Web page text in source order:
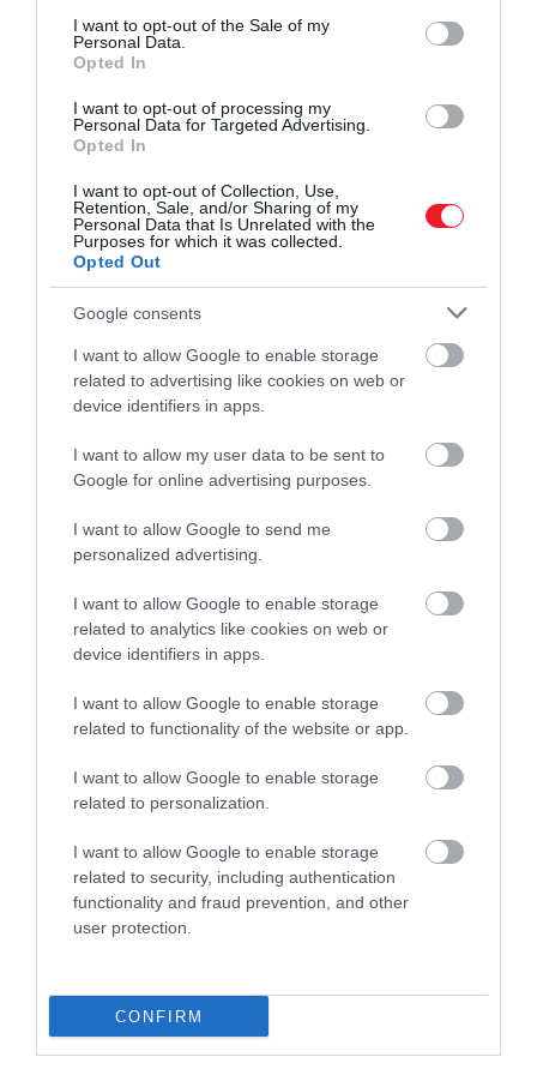
consent section.
I want to opt-out of the Sale of my
Personal Data.
Opted In
I want to opt-out of processing my
Personal Data for Targeted Advertising.
Opted In
I want to opt-out of Collection, Use,
Retention, Sale, and/or Sharing of my
Personal Data that Is Unrelated with the
Purposes for which it was collected.
Opted Out
Google consents
I want to allow Google to enable storage
related to advertising like cookies on web or
device identifiers in apps.
I want to allow my user data to be sent to
Google for online advertising purposes.
I want to allow Google to send me
personalized advertising.
I want to allow Google to enable storage
related to analytics like cookies on web or
device identifiers in apps.
I want to allow Google to enable storage
related to functionality of the website or app.
I want to allow Google to enable storage
related to personalization.
I want to allow Google to enable storage
related to security, including authentication
functionality and fraud prevention, and other
user protection.
CONFIRM
Vilmos és Harry 2021-ben
Yui Mok - WPA Pool/Getty Images
Ez is érdekelhet!
Feszültség a palotában? Válságkezelőt
fogadott Vilmos herceg és Katalin
hercegné
Harry továbbra is arra a pillanatra vár,
amikor testvére végre vállalja a felelősséget
– egy alkalomra, hogy tisztázzák az addig
továbbléphessenek
interjújában arról számolt be, hogy a mai napig nem
történt előrelépés a konfliktus kezelésében.
Marie Claire UK )
Olvasd el ezt is!
Vilmosék egy köszönésnyi időre sem
találkoznak a hazalátogató Harry
Szakértők szerint Anna hercegnő lett
Vilmos egyik legfőbb támasza